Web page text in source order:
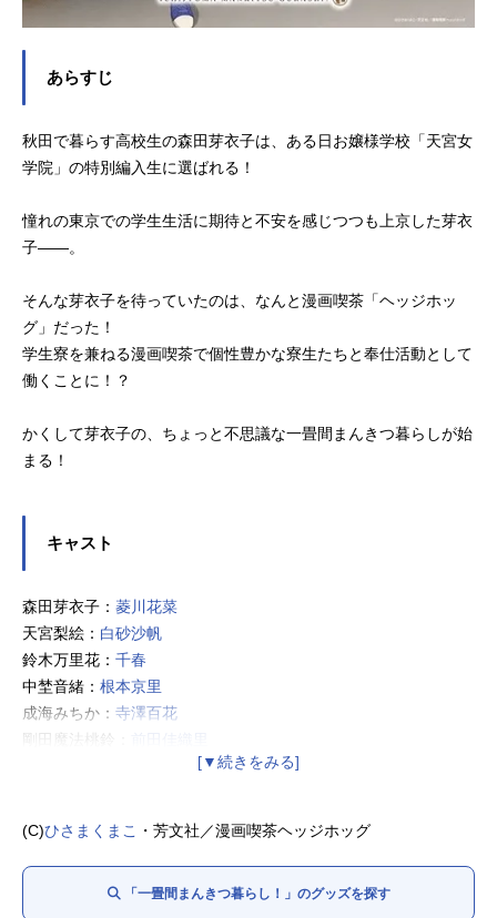
あらすじ
秋田で暮らす高校生の森田芽衣子は、ある日お嬢様学校「天宮女
学院」の特別編入生に選ばれる！
憧れの東京での学生生活に期待と不安を感じつつも上京した芽衣
子――。
そんな芽衣子を待っていたのは、なんと漫画喫茶「ヘッジホッ
グ」だった！
学生寮を兼ねる漫画喫茶で個性豊かな寮生たちと奉仕活動として
働くことに！？
かくして芽衣子の、ちょっと不思議な一畳間まんきつ暮らしが始
まる！
キャスト
森田芽衣子： 菱川花菜
天宮梨絵： 白砂沙帆
鈴木万里花： 千春
中埜音緒： 根本京里
成海みちか： 寺澤百花
剛田魔法桃鈴：
森田水織： 村上奈津実
(C)ひさまくまこ ・芳文社／漫画喫茶ヘッジホッグ
「一畳間まんきつ暮らし！」のグッズを探す